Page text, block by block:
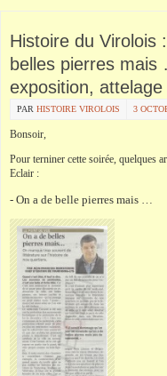
Histoire du Virolois
belles pierres
exposition, attelage
PAR HISTOIRE VIROLOIS 3
Bonsoir,
Pour terniner cette soirée, quelques
Eclair :
- On a de belle pierres mais …